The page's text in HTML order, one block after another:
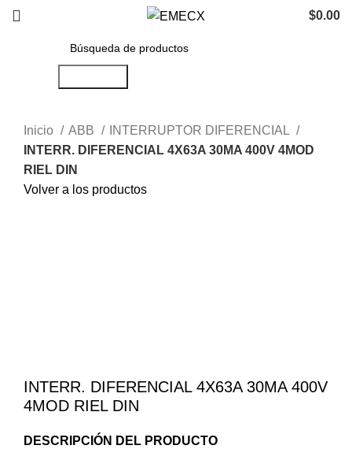
$0.00
Inicio ABB
INTERRUPTOR DIFERENCIAL
INTERR. DIFERENCIAL 4X63A 30MA 400V 4MOD
RIEL DIN
Volver a los productos
INTERR. DIFERENCIAL 4X63A 30MA 400V
4MOD RIEL DIN
DESCRIPCIÓN DEL PRODUCTO